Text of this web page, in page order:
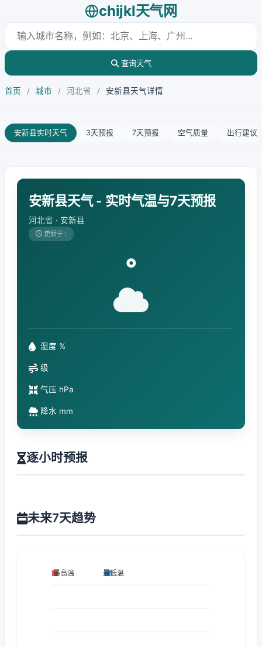
chijkl天气网
查询天气
首页 / 城市 / 河北省 / 安新县天气详情
安新县实时天气 3天预报 7天预报 空气质量 出行建议
安新县天气 - 实时气温与7天预报
河北省 · 安新县
更新于 :
°
湿度 %
级
气压 hPa
降水 mm
逐小时预报
未来7天趋势